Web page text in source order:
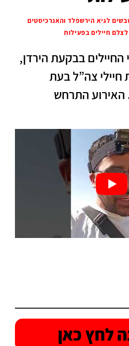
לגיא הירשפלד והאנרכיסטים
חיילים בפעילות
החיילים בבקעת הירדן,
צה”ל בעת
האירוע התרחש
לחץ כאן